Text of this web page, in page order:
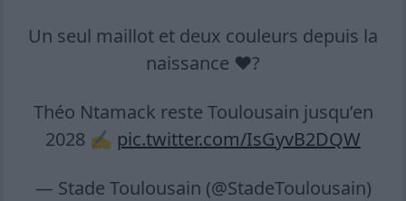
Un seul maillot et deux couleurs depuis la
naissance ❤️?
Théo Ntamack reste Toulousain jusqu’en
2028 ✍️ pic.twitter.com/IsGyvB2DQW
— Stade Toulousain (@StadeToulousain)